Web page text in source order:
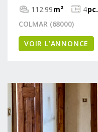
112.99m² 4pc.
COLMAR (68000)
VOIR L’ANNONCE